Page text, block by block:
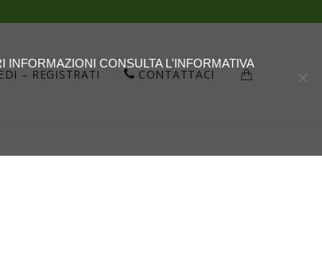
– REGISTRATI CONTATTACI
CONSULTA L'INFORMATIVA